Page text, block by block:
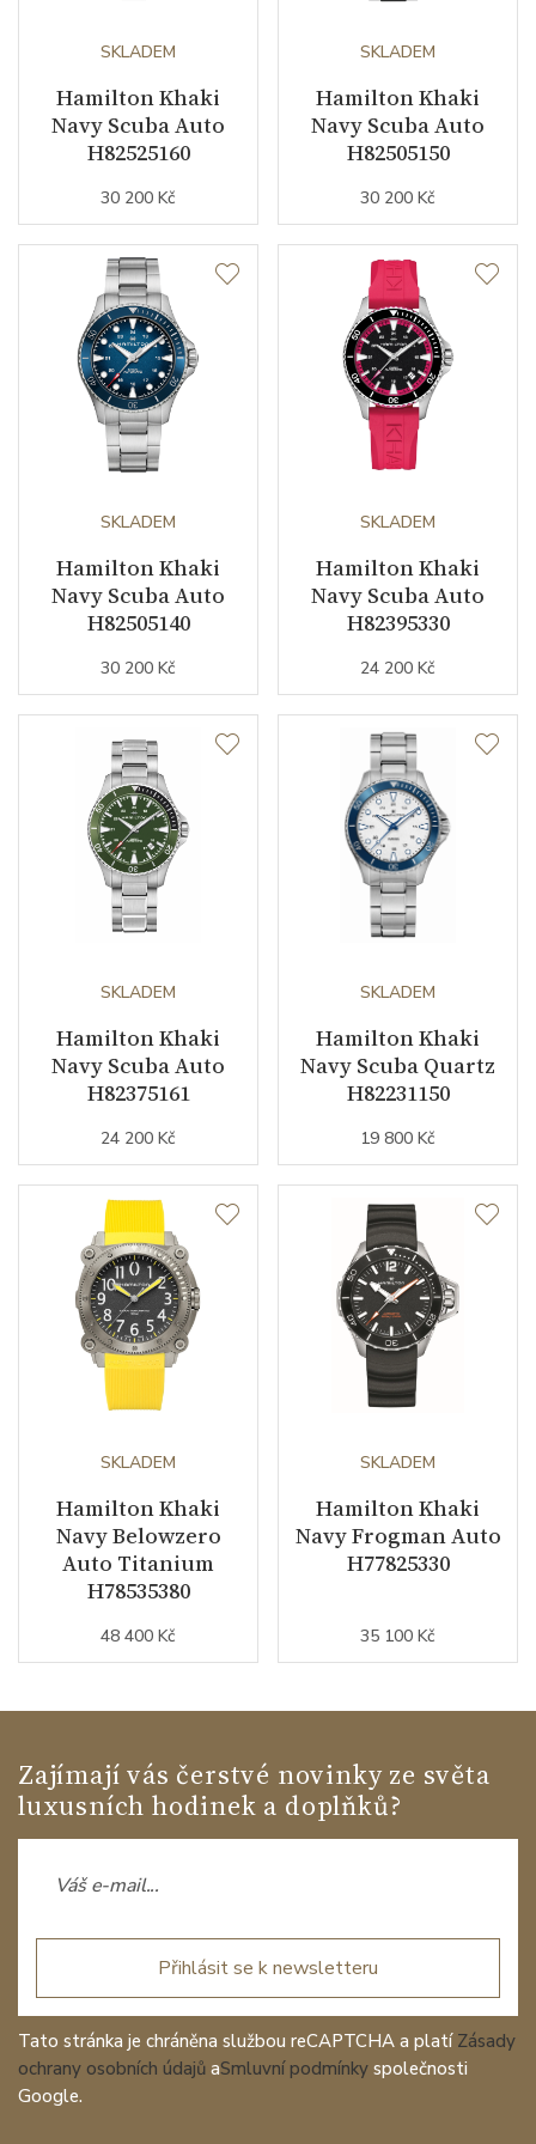
Rezerva chodu strojku
Kalibr strojku automatický nátah
Kameny strojku
Kyvy strojku
Datumovka
Sekundová ručka
Ochrana proti
Barva číselníku modrá
Indexy číselníku indexy / tečky/body
Luminiscence ručky / indexy
Řemínek / Spona
Šířka řemínku (nožky/spona) 22/20
Materiál spony nerezová ocel
Technické detaily
Doplňující specifikace
vlásek setrvačky Nivachron™
/ luminiscence Super-
LumiNova®
Doplňující údaje
Modelová řada Khaki Navy
SKLADEM
Hamilton Khaki
Navy Scuba Auto
H82525160
30 200 Kč
SKLADEM
Hamilton Khaki
Navy Scuba Auto
H82505150
30 200 Kč
SKLADEM
Hamilton Khaki
Navy Scuba Auto
H82505140
30 200 Kč
SKLADEM
Hamilton Khaki
Navy Scuba Auto
H82395330
24 200 Kč
SKLADEM
Hamilton Khaki
Navy Scuba Auto
H82375161
24 200 Kč
SKLADEM
Hamilton Khaki
Navy Scuba Quartz
H82231150
19 800 Kč
SKLADEM
Hamilton Khaki
Navy Belowzero
Auto Titanium
H78535380
48 400 Kč
SKLADEM
Hamilton Khaki
Navy Frogman Auto
H77825330
35 100 Kč
Zajímají vás čerstvé novinky ze světa
luxusních hodinek a doplňků?
Přihlásit se k newsletteru
Tato stránka je chráněna službou reCAPTCHA a platí Zásady
ochrany osobních údajů aSmluvní podmínky společnosti
Google.